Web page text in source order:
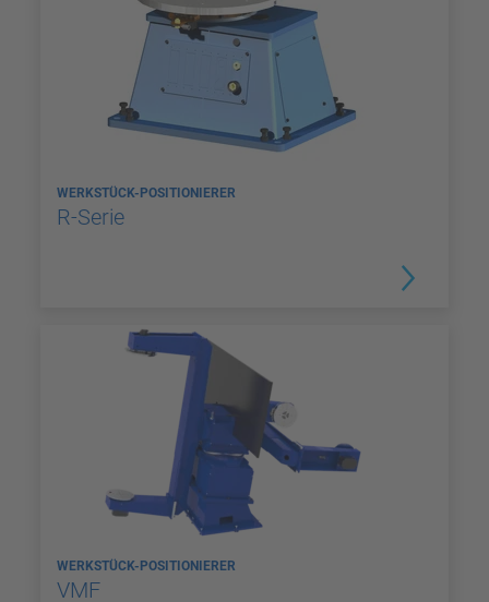
WERKSTÜCK-POSITIONIERER
R-Serie
WERKSTÜCK-POSITIONIERER
VMF